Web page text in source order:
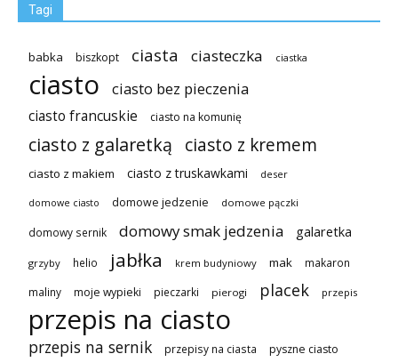
Tagi
babka biszkopt ciasta ciasteczka ciastka
ciasto ciasto bez pieczenia
ciasto francuskie ciasto na komunię
ciasto z galaretką ciasto z kremem
ciasto z makiem ciasto z truskawkami deser
domowe ciasto domowe jedzenie domowe pączki
domowy sernik domowy smak jedzenia galaretka
grzyby helio jabłka krem budyniowy mak makaron
maliny moje wypieki pieczarki pierogi placek przepis
przepis na ciasto
przepis na sernik przepisy na ciasta pyszne ciasto